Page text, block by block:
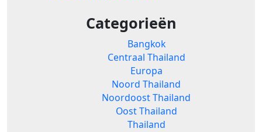
Categorieën
Bangkok
Centraal Thailand
Europa
Noord Thailand
Noordoost Thailand
Oost Thailand
Thailand